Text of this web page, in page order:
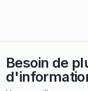
Besoin de